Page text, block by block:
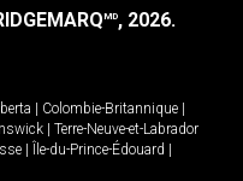
MD, 2026.
Colombie-Britannique
Terre-Neuve-et-Labrador
Île-du-Prince-Édouard